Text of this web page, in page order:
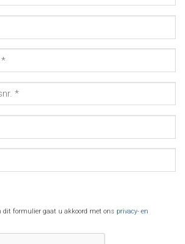
dit formulier gaat u akkoord met ons privacy- en